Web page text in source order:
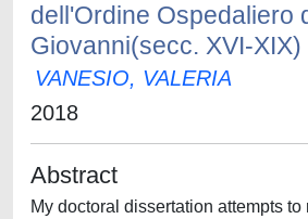
dell'Ordine Ospedaliero
Giovanni(secc. XVI-XIX)
VANESIO, VALERIA
2018
Abstract
My doctoral dissertation attempts to